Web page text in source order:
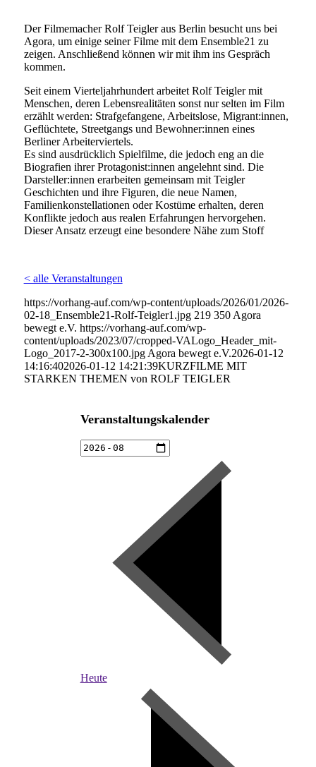
Der Filmemacher Rolf Teigler aus Berlin besucht uns bei
Agora, um einige seiner Filme mit dem Ensemble21 zu
zeigen. Anschließend können wir mit ihm ins Gespräch
kommen.
Seit einem Vierteljahrhundert arbeitet Rolf Teigler mit
Menschen, deren Lebensrealitäten sonst nur selten im Film
erzählt werden: Strafgefangene, Arbeitslose, Migrant:innen,
Geflüchtete, Streetgangs und Bewohner:innen eines
Berliner Arbeiterviertels.
Es sind ausdrücklich Spielfilme, die jedoch eng an die
Biografien ihrer Protagonist:innen angelehnt sind. Die
Darsteller:innen erarbeiten gemeinsam mit Teigler
Geschichten und ihre Figuren, die neue Namen,
Familienkonstellationen oder Kostüme erhalten, deren
Konflikte jedoch aus realen Erfahrungen hervorgehen.
Dieser Ansatz erzeugt eine besondere Nähe zum Stoff
< alle Veranstaltungen
https://vorhang-auf.com/wp-content/uploads/2026/01/2026-
02-18_Ensemble21-Rolf-Teigler1.jpg 219 350 Agora
bewegt e.V. https://vorhang-auf.com/wp-
content/uploads/2023/07/cropped-VALogo_Header_mit-
Logo_2017-2-300x100.jpg Agora bewegt e.V.2026-01-12
14:16:402026-01-12 14:21:39KURZFILME MIT
STARKEN THEMEN von ROLF TEIGLER
Veranstaltungskalender
Heute